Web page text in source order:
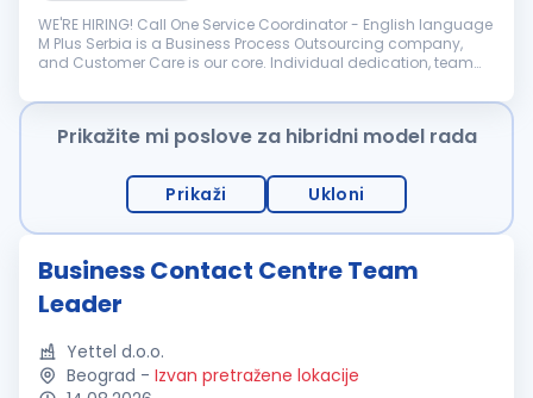
WE'RE HIRING! Call One Service Coordinator - English language
M Plus Serbia is a Business Process Outsourcing company,
and Customer Care is our core. Individual dedication, team
Prikažite mi poslove za hibridni model rada
Prikaži Ukloni
Business Contact Centre Team
Leader
Yettel d.o.o.
Beograd - Izvan pretražene lokacije